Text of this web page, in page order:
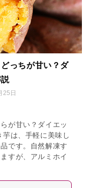
っちが甘い？ダ
25日
が甘い？ダイエッ
芋は、手軽に美味し
です。自然解凍す
すが、アルミホイ